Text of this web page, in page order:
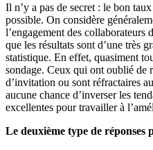
Il n’y a pas de secret : le bon
possible. On considère
l’engagement des collaborateurs
que les résultats sont d’une très
statistique. En effet, quasiment
sondage. Ceux qui ont oublié de
d’invitation ou sont réfractaires
aucune chance d’inverser les
excellentes pour travailler à
Le deuxième type de réponses